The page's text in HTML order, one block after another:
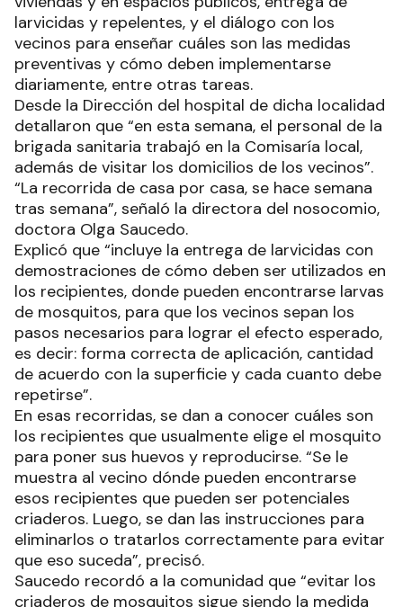
larvicidas y repelentes, y el diálogo con los
vecinos para enseñar cuáles son las medidas
preventivas y cómo deben implementarse
diariamente, entre otras tareas.
Desde la Dirección del hospital de dicha localidad
detallaron que “en esta semana, el personal de la
brigada sanitaria trabajó en la Comisaría local,
además de visitar los domicilios de los vecinos”.
“La recorrida de casa por casa, se hace semana
tras semana”, señaló la directora del nosocomio,
doctora Olga Saucedo.
Explicó que “incluye la entrega de larvicidas con
demostraciones de cómo deben ser utilizados en
los recipientes, donde pueden encontrarse larvas
de mosquitos, para que los vecinos sepan los
pasos necesarios para lograr el efecto esperado,
es decir: forma correcta de aplicación, cantidad
de acuerdo con la superficie y cada cuanto debe
repetirse”.
En esas recorridas, se dan a conocer cuáles son
los recipientes que usualmente elige el mosquito
para poner sus huevos y reproducirse. “Se le
muestra al vecino dónde pueden encontrarse
esos recipientes que pueden ser potenciales
criaderos. Luego, se dan las instrucciones para
eliminarlos o tratarlos correctamente para evitar
que eso suceda”, precisó.
Saucedo recordó a la comunidad que “evitar los
criaderos de mosquitos sigue siendo la medida